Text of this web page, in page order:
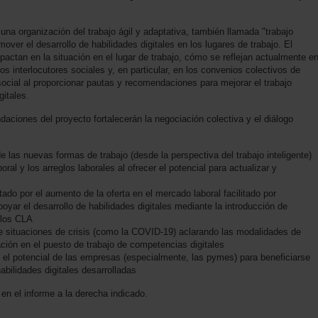
organización del trabajo ágil y adaptativa, también llamada "trabajo
el desarrollo de habilidades digitales en los lugares de trabajo. El
en la situación en el lugar de trabajo, cómo se reflejan actualmente en
interlocutores sociales y, en particular, en los convenios colectivos de
al proporcionar pautas y recomendaciones para mejorar el trabajo
del proyecto fortalecerán la negociación colectiva y el diálogo
las nuevas formas de trabajo (desde la perspectiva del trabajo inteligente)
y los arreglos laborales al ofrecer el potencial para actualizar y
por el aumento de la oferta en el mercado laboral facilitado por
el desarrollo de habilidades digitales mediante la introducción de
CLA
de crisis (como la COVID-19) aclarando las modalidades de
en el puesto de trabajo de competencias digitales
potencial de las empresas (especialmente, las pymes) para beneficiarse
digitales desarrolladas
el informe a la derecha indicado.